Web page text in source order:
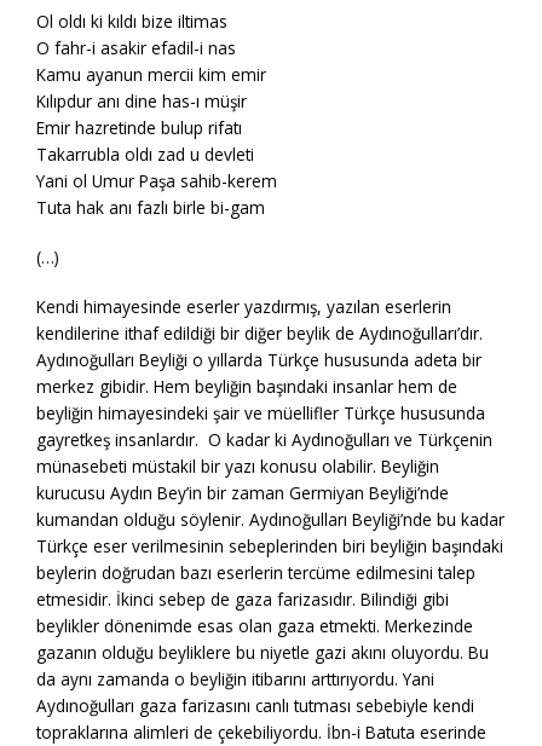
Ol oldı ki kıldı bize iltimas
O fahr-i asakir efadil-i nas
Kamu ayanun mercii kim emir
Kılıpdur anı dine has-ı müşir
Emir hazretinde bulup rifatı
Takarrubla oldı zad u devleti
Yani ol Umur Paşa sahib-kerem
Tuta hak anı fazlı birle bi-gam
(…)
Kendi himayesinde eserler yazdırmış, yazılan eserlerin
kendilerine ithaf edildiği bir diğer beylik de Aydınoğulları’dır.
Aydınoğulları Beyliği o yıllarda Türkçe hususunda adeta bir
merkez gibidir. Hem beyliğin başındaki insanlar hem de
beyliğin himayesindeki şair ve müellifler Türkçe hususunda
gayretkeş insanlardır. O kadar ki Aydınoğulları ve Türkçenin
münasebeti müstakil bir yazı konusu olabilir. Beyliğin
kurucusu Aydın Bey’in bir zaman Germiyan Beyliği’nde
kumandan olduğu söylenir. Aydınoğulları Beyliği’nde bu kadar
Türkçe eser verilmesinin sebeplerinden biri beyliğin başındaki
beylerin doğrudan bazı eserlerin tercüme edilmesini talep
etmesidir. İkinci sebep de gaza farizasıdır. Bilindiği gibi
beylikler dönenimde esas olan gaza etmekti. Merkezinde
gazanın olduğu beyliklere bu niyetle gazi akını oluyordu. Bu
da aynı zamanda o beyliğin itibarını arttırıyordu. Yani
Aydınoğulları gaza farizasını canlı tutması sebebiyle kendi
topraklarına alimleri de çekebiliyordu. İbn-i Batuta eserinde